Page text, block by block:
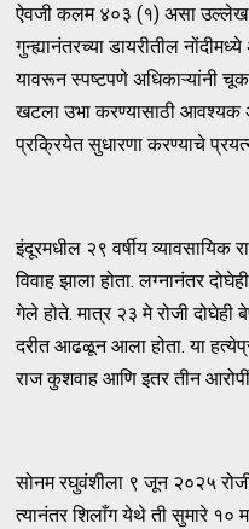
ऐवजी कलम ४०३ (१) असा उल्लेख
गुन्ह्यानंतरच्या डायरीतील
यावरून स्पष्टपणे अधिकाऱ्यांनी
खटला उभा करण्यासाठी
प्रक्रियेत सुधारणा करण्याचे
इंदूरमधील २९ वर्षीय व्यावसायिक
विवाह झाला होता. लग्नानंतर
गेले होते. मात्र २३ मे रोजी दोघेही
दरीत आढळून आला होता. या
राज कुशवाह आणि इतर तीन
सोनम रघुवंशीला ९ जून २०२५
त्यानंतर शिलाँग येथे ती सुमारे १०